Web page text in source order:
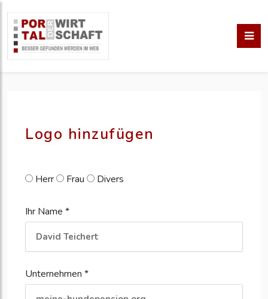
erstellen
Logo hinzufügen
Herr Frau Divers
Ihr Name *
Unternehmen *